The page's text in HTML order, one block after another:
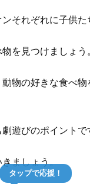
それぞれに子供
を見つけましょう
物の好きな食べ
遊びのポイントで
ましょう。
タップで応援！